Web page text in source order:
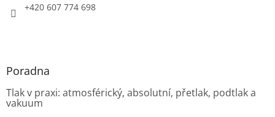
+420 607 774 698
Poradna
Tlak v praxi: atmosférický, absolutní, přetlak, podtlak a
vakuum